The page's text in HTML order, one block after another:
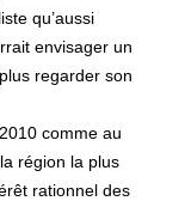
qu’aussi
envisager un
regarder son
comme au
région la plus
rationnel des